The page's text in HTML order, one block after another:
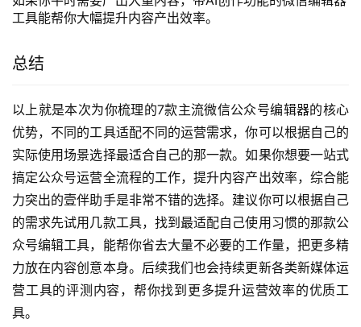
工具能帮你大幅提升内容产出效率。
总结
以上就是本次为你梳理的7款主流微信公众号编辑器的核心
优势，不同的工具适配不同的运营需求，你可以根据自己的
实际使用场景选择最适合自己的那一款。如果你想要一站式
搞定公众号运营全流程的工作，提升内容产出效率，综合能
力突出的壹伴助手是非常不错的选择。建议你可以根据自己
的需求先试用几款工具，找到最适配自己使用习惯的那款公
众号编辑工具，能帮你省去大量不必要的工作量，把更多精
力放在内容创意本身。后续我们也会持续更新各类新媒体运
营工具的评测内容，帮你找到更多提升运营效率的优质工
具。